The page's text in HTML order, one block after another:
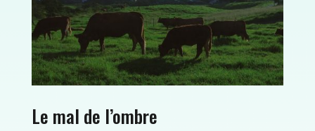
Le mal de l’ombre